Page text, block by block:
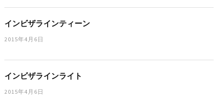
インビザラインティーン
2015年4月6日
インビザラインライト
2015年4月6日